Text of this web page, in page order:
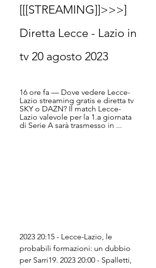
[[[STREAMING]]>>>]
Diretta Lecce - Lazio in
tv 20 agosto 2023
16 ore fa — Dove vedere Lecce-
Lazio streaming gratis e diretta tv
SKY o DAZN? Il match Lecce-
Lazio valevole per la 1.a giornata
di Serie A sarà trasmesso in ...
2023 20:15 - Lecce-Lazio, le
probabili formazioni: un dubbio
per Sarri19. 2023 20:00 - Spalletti,